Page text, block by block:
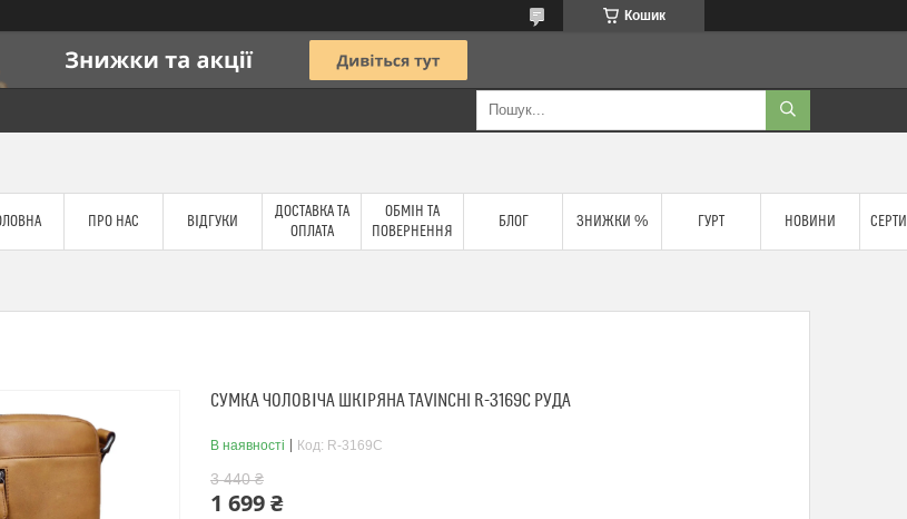
Кошик
ПРО НАС ВІДГУКИ
ДОСТАВКА ТА
ОПЛАТА
ОБМІН ТА
ПОВЕРНЕННЯ
БЛОГ ЗНИЖКИ % ГУРТ НОВИНИ
СУМКА ЧОЛОВІЧА ШКІРЯНА TAVINCHI R-3169C РУДА
В наявності Код: R-3169C
3 440 ₴
1 699 ₴